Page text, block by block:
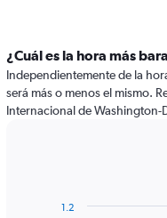
¿Cuál es la hora más
Independientemente de la
será más o menos el mismo.
Internacional de
1.2